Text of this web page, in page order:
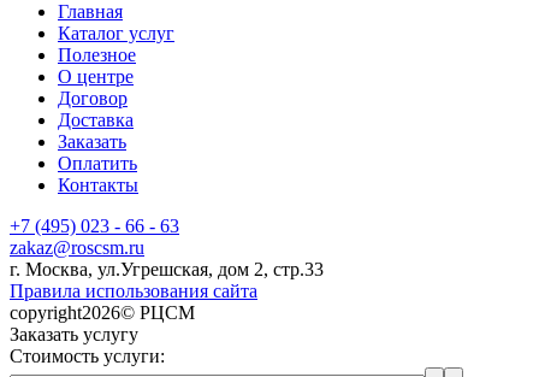
Главная
Каталог услуг
Полезное
О центре
Договор
Доставка
Заказать
Оплатить
Контакты
+7 (495) 023 - 66 - 63
zakaz@roscsm.ru
г. Москва, ул.Угрешская, дом 2, стр.33
Правила использования сайта
copyright2026© РЦСМ
Заказать услугу
Стоимость услуги: